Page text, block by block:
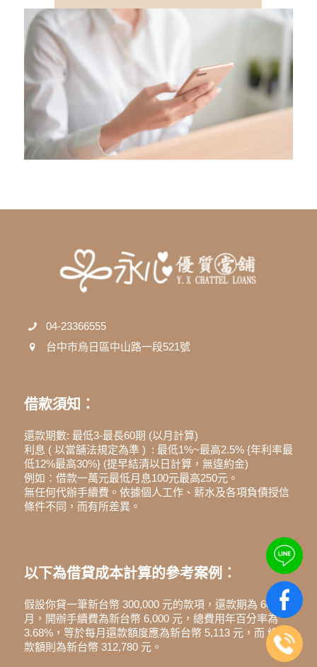
04-23366555
借款須知：
還款期數: 最低3-最長60期 (以月計算)
利息 ( 以當舖法規定為準 ) : 最低1%~最高2.5% {年利率最
低12%最高30%} (提早結清以日計算，無違約金)
例如：借款一萬元最低月息100元最高250元。
無任何代辦手續費。依據個人工作、薪水及各項負債授信
假設你貸一筆新台幣 300,000 元的款項，還款期為 60 個
月，開辦手續費為新台幣 6,000 元，總費用年百分率為
3.68%，等於每月還款額度應為新台幣 5,113 元，而 總還